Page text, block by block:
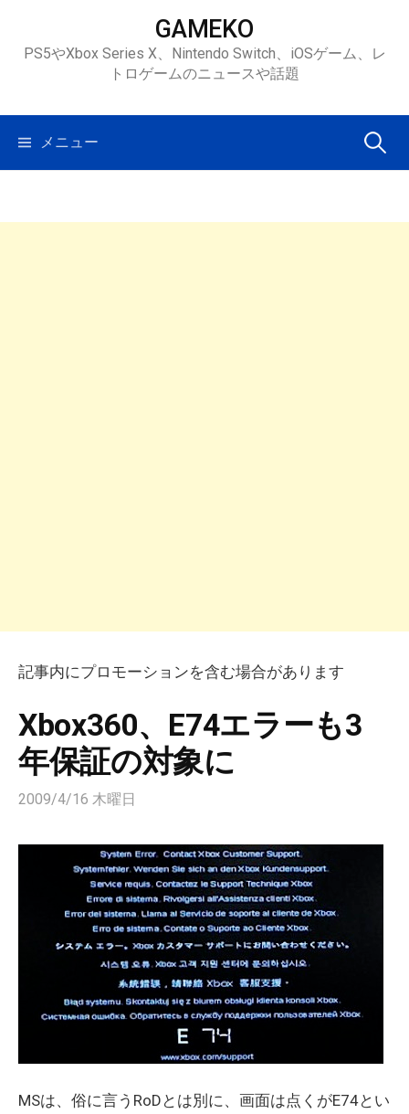
ツ
ス
GAMEKO
PS5やXbox Series X、Nintendo Switch、iOSゲーム、レ
トロゲームのニュースや話題
メニュー 検
記事内にプロモーションを含む場合があります
Xbox360、E74エラーも3
年保証の対象に
2009/4/16 木曜日
MSは、俗に言うRoDとは別に、画面は点くがE74とい